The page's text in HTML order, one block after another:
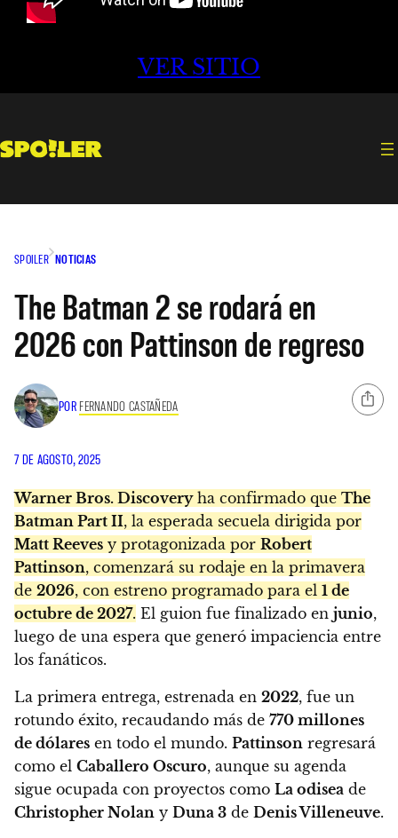
VER SITIO
SPOILER NOTICIAS
The Batman 2 se rodará en
2026 con Pattinson de regreso
POR FERNANDO CASTAÑEDA
7 DE AGOSTO, 2025
Warner Bros. Discoveryha confirmado que The
Batman Part II, la esperada secuela dirigida por
Matt Reeves y protagonizada por Robert
Pattinson, comenzará su rodaje en la primavera
de 2026, con estreno programado para el 1 de
octubre de 2027. El guion fue finalizado en junio,
luego de una espera que generó impaciencia entre
los fanáticos.
La primera entrega, estrenada en 2022, fue un
rotundo éxito, recaudando más de 770 millones
de dólares en todo el mundo. Pattinson regresará
como el Caballero Oscuro, aunque su agenda
sigue ocupada con proyectos como La odisea de
Christopher Nolan y Duna 3 de Denis Villeneuve.